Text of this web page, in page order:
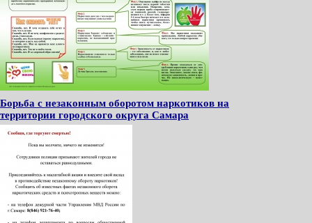
Борьба с незаконным оборотом наркотиков на
территории городского округа Самара